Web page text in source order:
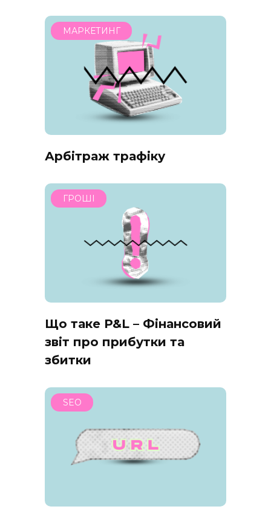
МАРКЕТИНГ
Арбітраж трафіку
ГРОШІ
Що таке P&L – Фінансовий
звіт про прибутки та
збитки
SEO